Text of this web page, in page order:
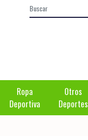
Ropa
Deportiva
Otros
Deportes